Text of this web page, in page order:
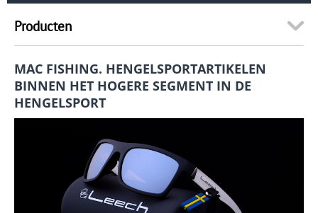
Producten
MAC FISHING. HENGELSPORTARTIKELEN
BINNEN HET HOGERE SEGMENT IN DE
HENGELSPORT